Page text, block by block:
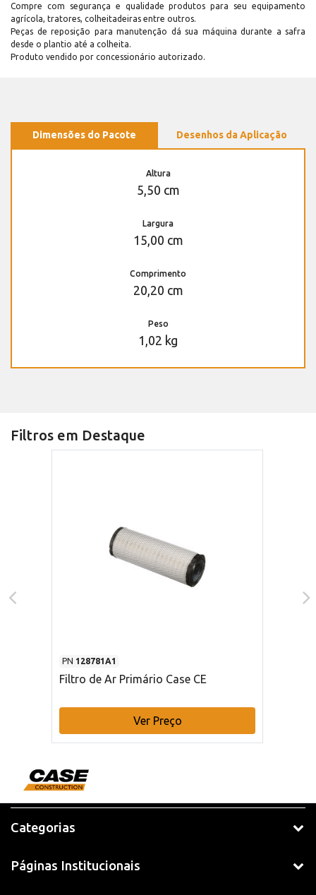
Compre com segurança e qualidade produtos para seu equipamento
agrícola, tratores, colheitadeiras entre outros.
Peças de reposição para manutenção dá sua máquina durante a safra
desde o plantio até a colheita.
Produto vendido por concessionário autorizado.
Dimensões do Pacote Desenhos da Aplicação
Altura
5,50 cm
Largura
15,00 cm
Comprimento
20,20 cm
Peso
1,02 kg
Filtros em Destaque
PN 128781A1
Filtro de Ar Primário Case CE
Ver Preço
Categorias
Páginas Institucionais